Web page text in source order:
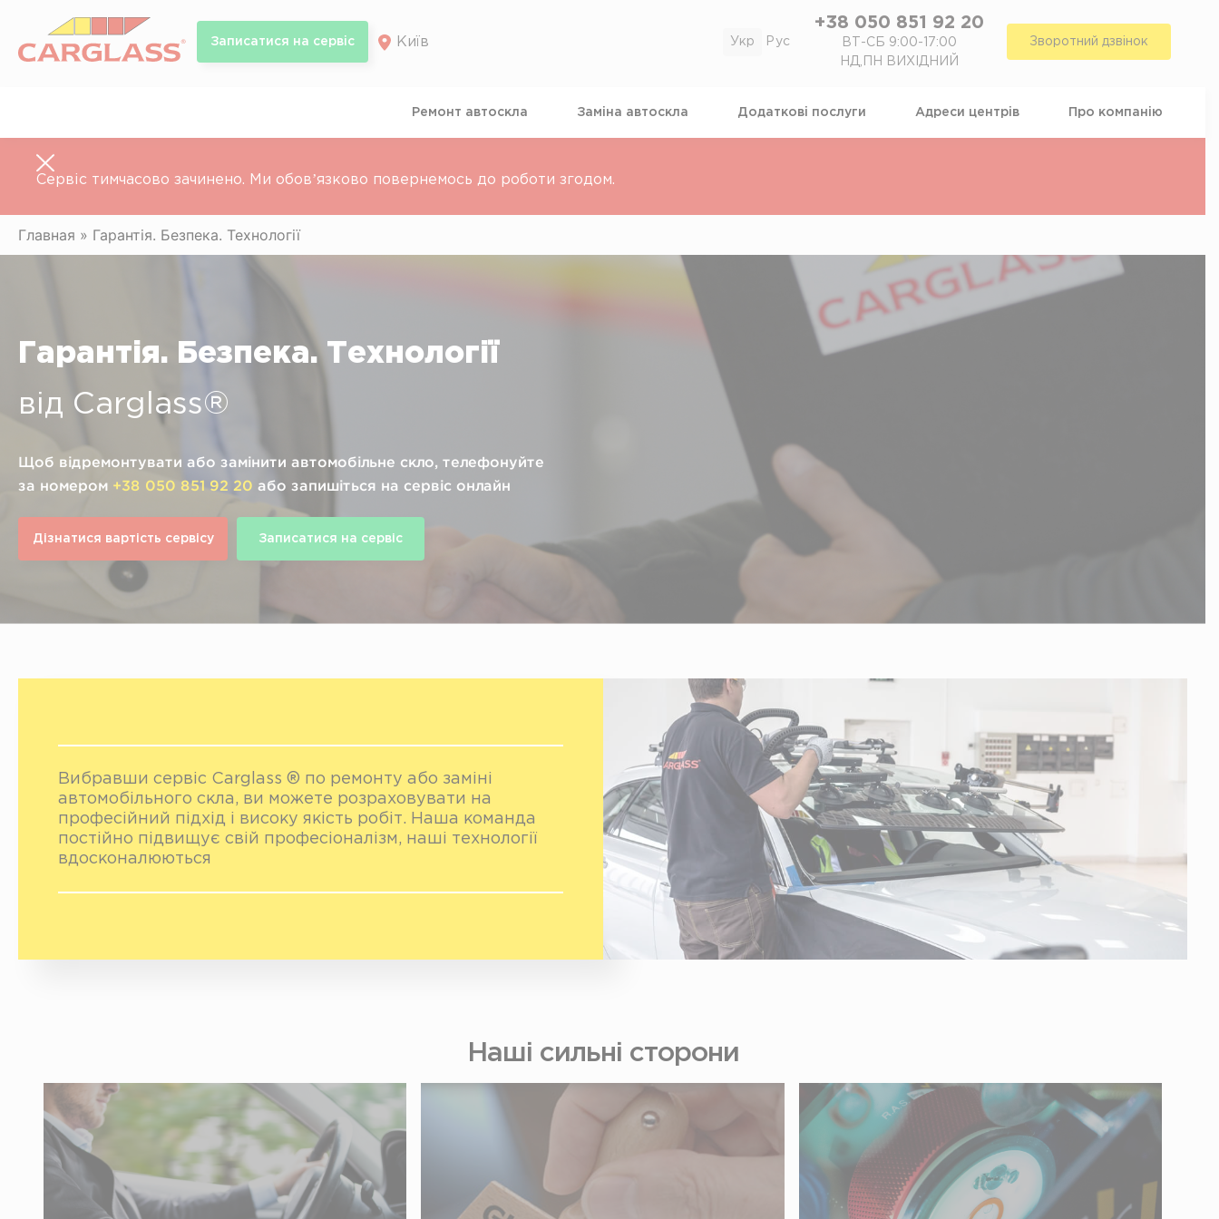
content
Записатися на сервiс Київ
+38 050 851 92 20
ВТ-СБ 9:00-17:00
НД,ПН ВИХІДНИЙ
Зворотний дзвінок
Ремонт автоскла Замiна автоскла Додатковi послуги Адреси центрiв Про компанiю
Сервіс тимчасово зачинено. Ми обовʼязково повернемось до роботи згодом.
Главная » Гарантія. Безпека. Технології
Гарантія. Безпека. Технології
від Carglass®
Щоб відремонтувати або замінити автомобільне скло, телефонуйте
за номером +38 050 851 92 20 або запишіться на сервіс онлайн
Дізнатися вартість сервісу Записатися на сервіс
Вибравши сервіс Carglass ® по ремонту або заміні
автомобільного скла, ви можете розраховувати на
професійний підхід і високу якість робіт. Наша команда
постійно підвищує свій професіоналізм, наші технології
вдосконалюються
Наші сильні сторони